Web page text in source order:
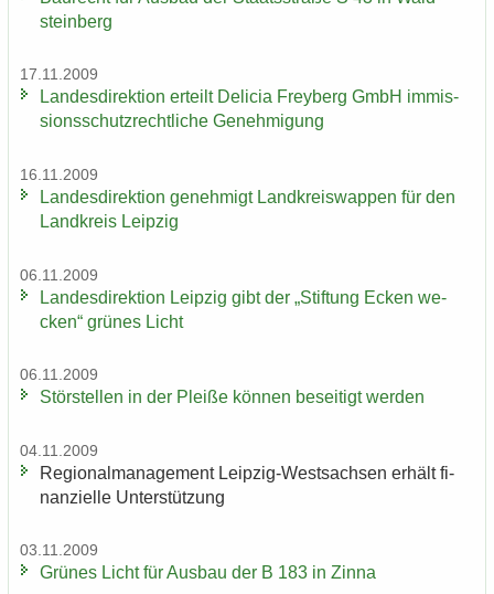
stein­berg
17.11.2009
Lan­des­di­rek­ti­on er­teilt De­li­cia Frey­berg GmbH im­mis­
si­ons­schutz­recht­li­che Ge­neh­mi­gung
16.11.2009
Lan­des­di­rek­ti­on ge­neh­migt Land­kreis­wap­pen für den
Land­kreis Leip­zig
06.11.2009
Lan­des­di­rek­ti­on Leip­zig gibt der „Stif­tung Ecken we­
cken“ grü­nes Licht
06.11.2009
Stör­stel­len in der Plei­ße kön­nen be­sei­tigt wer­den
04.11.2009
Re­gio­nal­ma­nage­ment Leipzig-​Westsachsen er­hält fi­
nan­zi­el­le Un­ter­stüt­zung
03.11.2009
Grü­nes Licht für Aus­bau der B 183 in Zinna